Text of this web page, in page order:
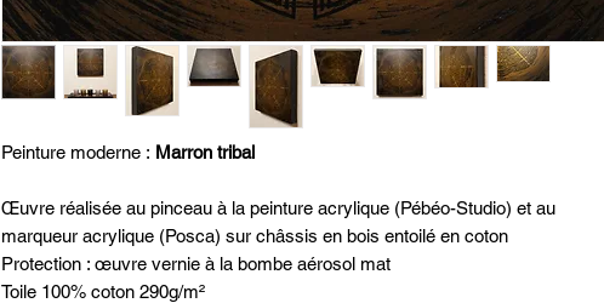
Peinture moderne : Marron tribal
Œuvre réalisée au pinceau à la peinture acrylique (Pébéo-Studio) et au
marqueur acrylique (Posca) sur châssis en bois entoilé en coton
Protection : œuvre vernie à la bombe aérosol mat
Toile 100% coton 290g/m²